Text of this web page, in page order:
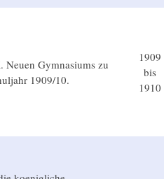
Neuen Gymnasiums zu
1909/10.
1909
bis
1910